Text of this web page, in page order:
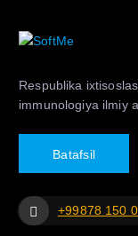
Respublika
immunologiya ilmiy
Batafsil
+99878 150